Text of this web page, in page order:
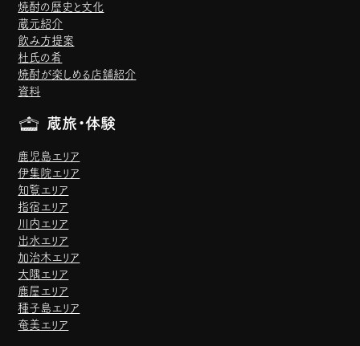
焼酎の歴史と文化
蔵元紹介
飲み方提案
杜氏の肴
焼酎が楽しめる店舗紹介
資料
蔵旅・体験
鹿児島エリア
伊集院エリア
知覧エリア
指宿エリア
川内エリア
出水エリア
加治木エリア
大隅エリア
鹿屋エリア
種子島エリア
奄美エリア